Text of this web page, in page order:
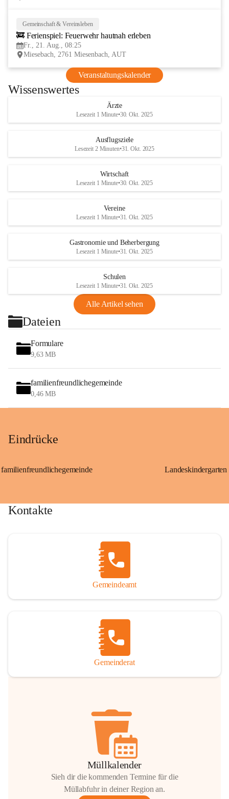
Gemeinschaft & Vereinsleben
🚒 Ferienspiel: Feuerwehr hautnah erleben
Fr., 21. Aug., 08:25
Miesebach, 2761 Miesenbach, AUT
Veranstaltungskalender
Wissenswertes
Ärzte
Lesezeit 1 Minute•30. Okt. 2025
Ausflugsziele
Lesezeit 2 Minuten•31. Okt. 2025
Wirtschaft
Lesezeit 1 Minute•30. Okt. 2025
Vereine
Lesezeit 1 Minute•31. Okt. 2025
Gastronomie und Beherbergung
Lesezeit 1 Minute•31. Okt. 2025
Schulen
Lesezeit 1 Minute•31. Okt. 2025
Alle Artikel sehen
Dateien
Formulare
9,63 MB
familienfreundlichegemeinde
0,46 MB
Eindrücke
familienfreundlichegemeinde
Kontakte
Gemeindeamt
Gemeinderat
Müllkalender
Sieh dir die kommenden Termine für die
Müllabfuhr in deiner Region an.